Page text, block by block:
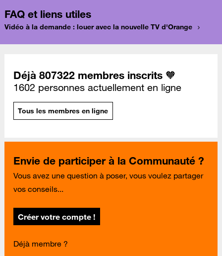
FAQ et liens utiles
Vidéo à la demande : louer avec la nouvelle TV d'Orange
Déjà 807322 membres inscrits 🧡
1602 personnes actuellement en ligne
Tous les membres en ligne
Envie de participer à la Communauté ?
Vous avez une question à poser, vous voulez partager
vos conseils...
Créer votre compte !
Déjà membre ?